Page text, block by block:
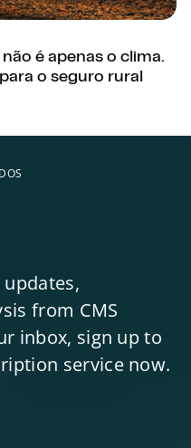
é apenas o clima. É a falta
é apenas o clima.
o seguro rural
from CMS
inbox, sign up to
service now.